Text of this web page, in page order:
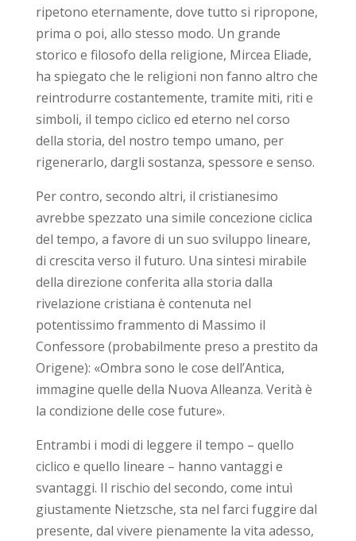
ripetono eternamente, dove tutto si ripropone,
prima o poi, allo stesso modo. Un grande
storico e filosofo della religione, Mircea Eliade,
ha spiegato che le religioni non fanno altro che
reintrodurre costantemente, tramite miti, riti e
simboli, il tempo ciclico ed eterno nel corso
della storia, del nostro tempo umano, per
rigenerarlo, dargli sostanza, spessore e senso.
Per contro, secondo altri, il cristianesimo
avrebbe spezzato una simile concezione ciclica
del tempo, a favore di un suo sviluppo lineare,
di crescita verso il futuro. Una sintesi mirabile
della direzione conferita alla storia dalla
rivelazione cristiana è contenuta nel
potentissimo frammento di Massimo il
Confessore (probabilmente preso a prestito da
Origene): «Ombra sono le cose dell’Antica,
immagine quelle della Nuova Alleanza. Verità è
la condizione delle cose future».
Entrambi i modi di leggere il tempo – quello
ciclico e quello lineare – hanno vantaggi e
svantaggi. Il rischio del secondo, come intuì
giustamente Nietzsche, sta nel farci fuggire dal
presente, dal vivere pienamente la vita adesso,